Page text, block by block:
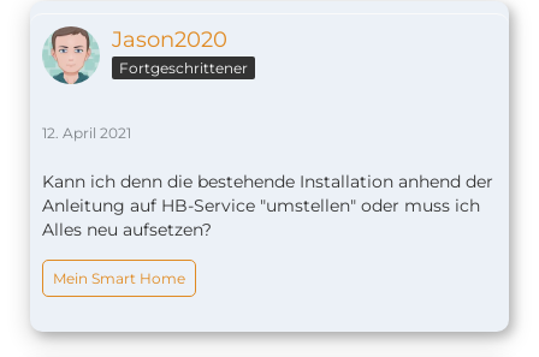
Jason2020
Fortgeschrittener
12. April 2021
Kann ich denn die bestehende Installation anhend der
Anleitung auf HB-Service "umstellen" oder muss ich
Alles neu aufsetzen?
Mein Smart Home